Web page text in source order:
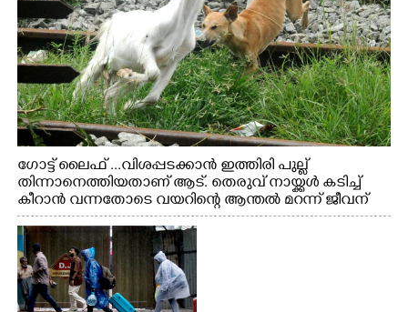
ഗോട്ട് ലൈഫ് ...വിശപ്പടക്കാൻ ഇത്തിരി പുല്ല്
തിന്നാനെത്തിയതാണ് ആട്. തെരുവ് നായ്ക്കൾ കടിച്ച്
കീറാൻ വന്നതോടെ വയറിന്റെ ആന്തൽ മറന്ന് ജീവന്
വേണ്ടിയായി ഓട്ടം. എറണാകുളം വാത്തുരുത്തിയിൽ
നിന്നുള്ള കാഴ്ച